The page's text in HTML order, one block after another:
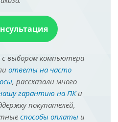
выбором компьютера
ответы на часто
, рассказали много
гарантию на ПКи
покупателей,
способы оплатыи